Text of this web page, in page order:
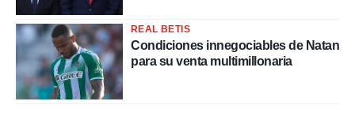
REAL BETIS
Condiciones innegociables de Natan
para su venta multimillonaria